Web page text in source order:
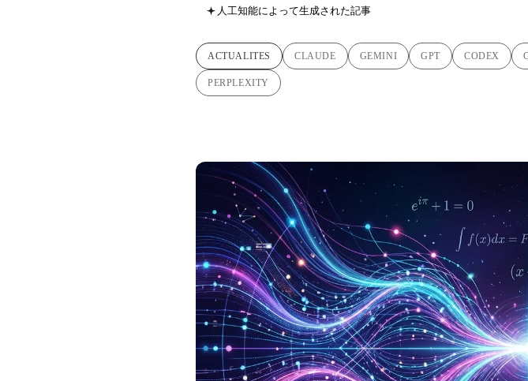
人工知能によって生成された記事
ACTUALITES CLAUDE GEMINI GPT CODEX
PERPLEXITY